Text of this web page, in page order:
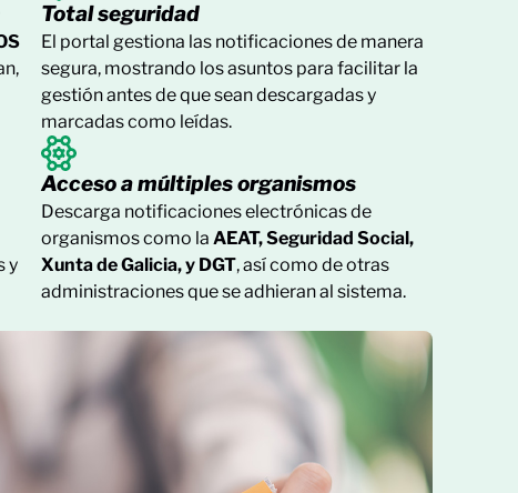
Total seguridad
El portal gestiona las notificaciones de manera
segura, mostrando los asuntos para facilitar la
gestión antes de que sean descargadas y
marcadas como leídas.
y
Acceso a múltiples organismos
Descarga notificaciones electrónicas de
organismos como la AEAT, Seguridad Social,
Xunta de Galicia, y DGT, así como de otras
administraciones que se adhieran al sistema.